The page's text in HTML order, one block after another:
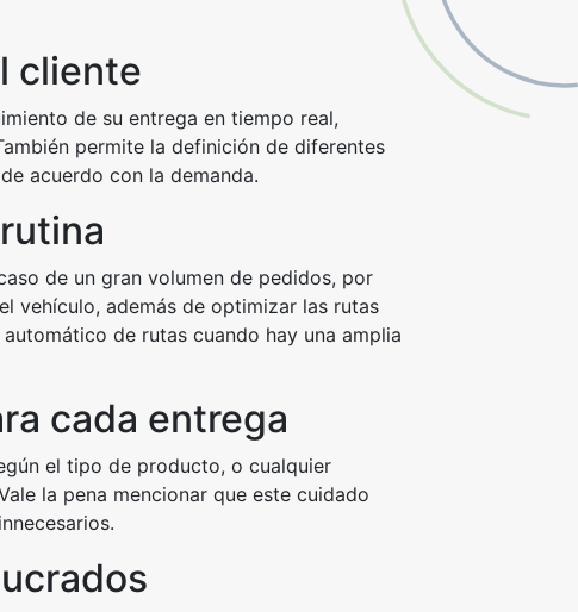
cliente
de su entrega en tiempo real,
permite la definición de diferentes
acuerdo con la demanda.
de un gran volumen de pedidos, por
vehículo, además de optimizar las rutas
de rutas cuando hay una amplia
cada entrega
el tipo de producto, o cualquier
la pena mencionar que este cuidado